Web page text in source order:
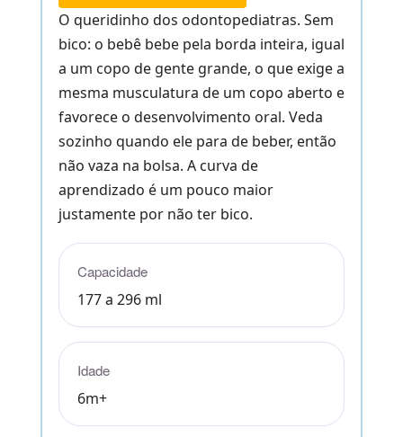
O queridinho dos odontopediatras. Sem
bico: o bebê bebe pela borda inteira, igual
a um copo de gente grande, o que exige a
mesma musculatura de um copo aberto e
favorece o desenvolvimento oral. Veda
sozinho quando ele para de beber, então
não vaza na bolsa. A curva de
aprendizado é um pouco maior
justamente por não ter bico.
Capacidade
177 a 296 ml
Idade
6m+